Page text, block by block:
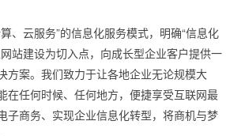
、云服务”的信息化服务模式，明确“信息化
站建设为切入点，向成长型企业客户提供一
方案。我们致力于让各地企业无论规模大
在任何时候、任何地方，便捷享受互联网最
子商务、实现企业信息化转型，将商机与梦